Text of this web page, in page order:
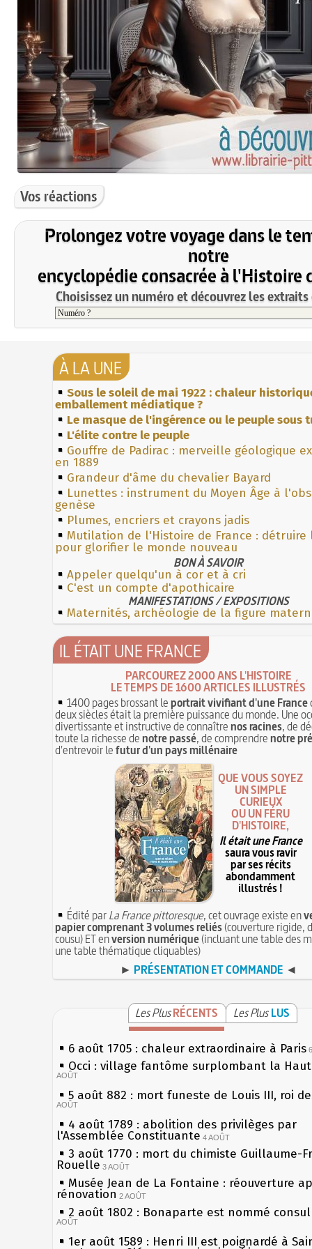
Vos réactions
Prolongez votre voyage dans le
notre
encyclopédie consacrée à l'Histoire
Choisissez un numéro et découvrez les
À LA UNE
Sous le soleil de mai 1922 : chaleur
emballement médiatique ?
Le masque de l'ingérence ou le peuple sous
L'élite contre le peuple
Gouffre de Padirac : merveille géologique
en 1889
Grandeur d'âme du chevalier Bayard
Lunettes : instrument du Moyen Âge à
genèse
Plumes, encriers et crayons jadis
Mutilation de l'Histoire de France : détruire
pour glorifier le monde nouveau
BON À SAVOIR
Appeler quelqu'un à cor et à cri
C'est un compte d'apothicaire
MANIFESTATIONS / EXPOSITIONS
Maternités, archéologie de la figure
IL ÉTAIT UNE FRANCE
PARCOUREZ 2000 ANS L'HISTOIRE
LE TEMPS DE 1600 ARTICLES ILLUSTRÉS
1400 pages brossant leportrait vivifiant d'une France
deux siècles était la première puissance du monde. Une
divertissante et instructive de connaîtrenos racines, de
toute la richesse denotre passé, de comprendrenotre
d'entrevoir lefutur d'un pays millénaire
QUE VOUS SOYEZ
UN SIMPLE
CURIEUX
OU UN FÉRU
D'HISTOIRE,
Il était une France
saura vous ravir
par ses récits
abondamment
illustrés !
Édité parLa France pittoresque, cet ouvrage existe en
papier comprenant 3 volumes reliés(couverture rigide,
cousu) ET enversion numérique(incluant une table des
une table thématique cliquables)
► PRÉSENTATION ET COMMANDE ◄
Les PlusRÉCENTS Les Plus LUS
6 août 1705 : chaleur extraordinaire à Paris
Occi : village fantôme surplombant la
AOÛT
5 août 882 : mort funeste de Louis III, roi
AOÛT
4 août 1789 : abolition des privilèges par
l'Assemblée Constituante 4 AOÛT
3 août 1770 : mort du chimiste Guillaume-
Rouelle 3 AOÛT
Musée Jean de La Fontaine : réouverture
rénovation 2 AOÛT
2 août 1802 : Bonaparte est nommé
AOÛT
1er août 1589 : Henri III est poignardé à